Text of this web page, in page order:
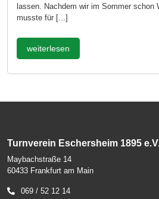
Mitgliedschaft
lassen. Nachdem wir im Sommer schon
musste für [...]
weiterlesen
Turnverein Eschersheim 1895
Maybachstraße 14
60433 Frankfurt am Main
069 / 52 12 14